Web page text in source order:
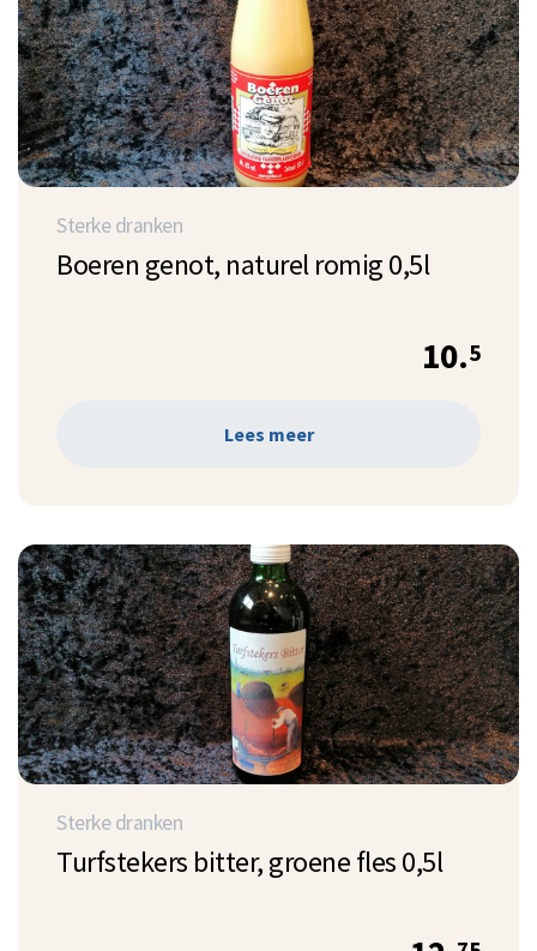
Sterke dranken
Boeren genot, naturel romig 0,5l
10.5
Lees meer
Sterke dranken
Turfstekers bitter, groene fles 0,5l